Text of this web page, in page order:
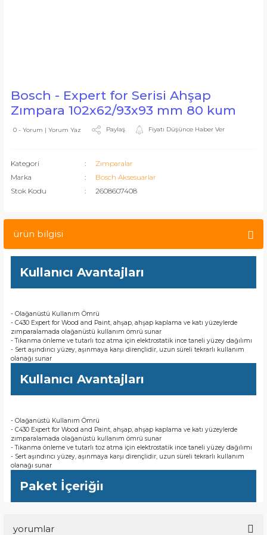
Bosch - Expert for Serisi Ahşap
Zımpara 102x62/93x93 mm 80 kum
0 - Yorum | Yorum Yaz Paylaş Fiyatı Düşünce Haber Ver
Kategori
Zımparalar
Marka
Bosch Aksesuarlar
Stok Kodu
2608607408
ürün bilgisi
Kullanıcı Avantajları
- Olağanüstü Kullanım Ömrü
- C430 Expert for Wood and Paint, ahşap, ahşap kaplama ve katı yüzeylerde
zımparalamada olağanüstü kullanım ömrü sunar
- Tıkanma önleme ve tutarlı toz atma için elektrostatik ince taneli yüzey dağılımı
- Sert aşındırıcı yüzey, aşınmaya karşı dirençlidir, uzun süreli tekrarlı kullanım
olanağı sunar
Kullanıcı Avantajları
- Olağanüstü Kullanım Ömrü
- C430 Expert for Wood and Paint, ahşap, ahşap kaplama ve katı yüzeylerde
zımparalamada olağanüstü kullanım ömrü sunar
- Tıkanma önleme ve tutarlı toz atma için elektrostatik ince taneli yüzey dağılımı
- Sert aşındırıcı yüzey, aşınmaya karşı dirençlidir, uzun süreli tekrarlı kullanım
olanağı sunar
Paket İçeriğiı
yorumlar